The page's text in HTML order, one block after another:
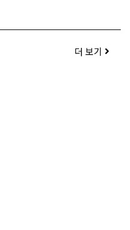
더 보기